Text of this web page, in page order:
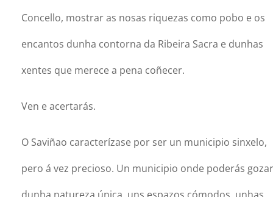
Concello, mostrar as nosas riquezas como pobo e os
encantos dunha contorna da Ribeira Sacra e dunhas
xentes que merece a pena coñecer.
Ven e acertarás.
O Saviñao caracterízase por ser un municipio sinxelo,
pero á vez precioso. Un municipio onde poderás gozar
dunha natureza única, uns espazos cómodos, unhas